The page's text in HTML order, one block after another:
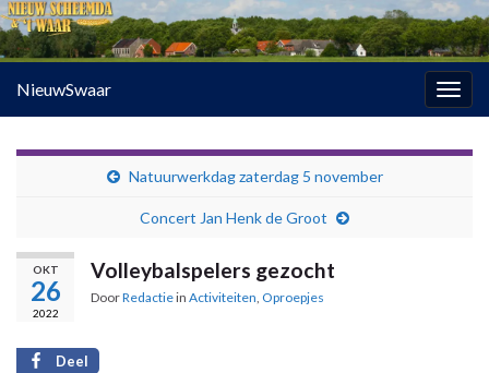
NieuwSwaar
Natuurwerkdag zaterdag 5 november
Concert Jan Henk de Groot
OKT
26
2022
Volleybalspelers gezocht
DoorRedactiein Activiteiten, Oproepjes
Deel